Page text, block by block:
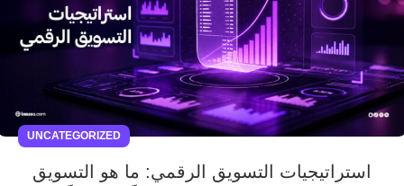
UNCATEGORIZED
استراتيجيات التسويق الرقمي: ما هو التسويق